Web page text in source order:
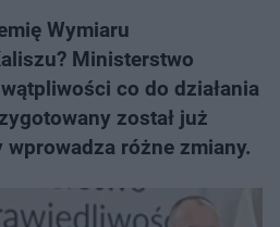
Wymiaru
Ministerstwo
co do działania
został już
różne zmiany.